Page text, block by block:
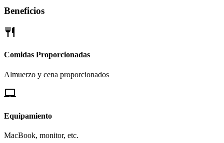
Beneficios
restaurant
Comidas Proporcionadas
Almuerzo y cena proporcionados
laptop_mac
Equipamiento
MacBook, monitor, etc.